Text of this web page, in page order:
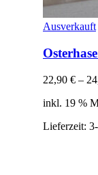
Ausverkauft
22,90 € –
inkl. 19 %
Lieferzeit: